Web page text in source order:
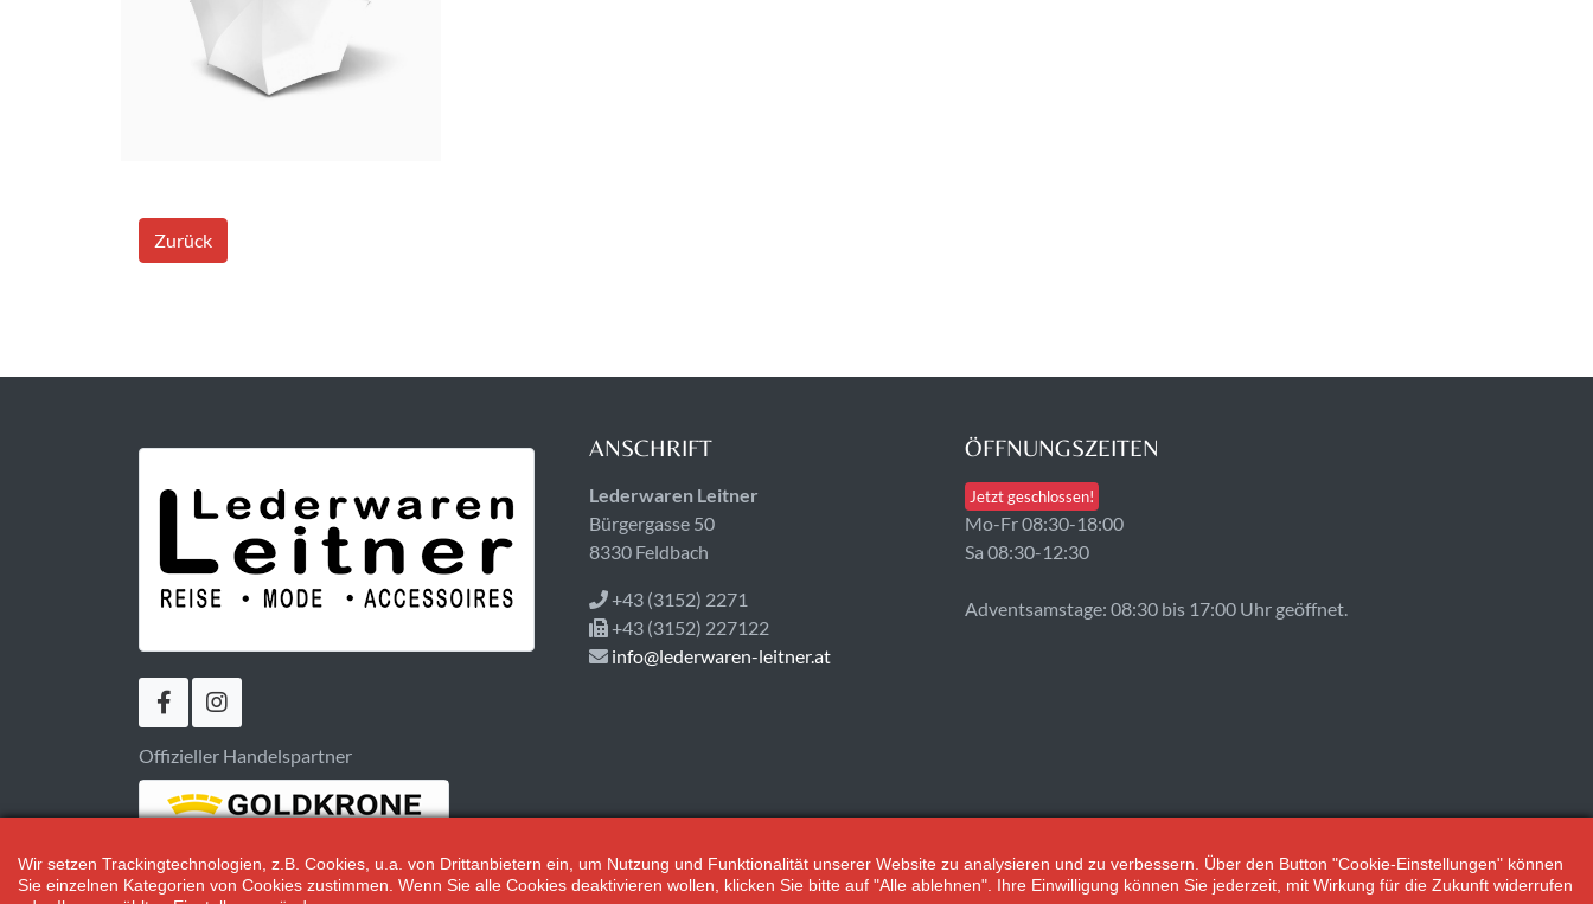
Zurück
Offizieller Handelspartner
ANSCHRIFT
Lederwaren Leitner
Bürgergasse 50
8330 Feldbach
+43 (3152) 2271
+43 (3152) 227122
info@lederwaren-leitner.at
ÖFFNUNGSZEITEN
Jetzt geschlossen!
Mo-Fr 08:30-18:00
Sa 08:30-12:30
Adventsamstage: 08:30 bis 17:00 Uhr geöffnet.
Wir setzen Trackingtechnologien, z.B. Cookies, u.a. von Drittanbietern ein, um Nutzung und Funktionalität unserer Website zu analysieren und zu verbessern. Über den Button "Cookie-Einstellungen" können
Sie einzelnen Kategorien von Cookies zustimmen. Wenn Sie alle Cookies deaktivieren wollen, klicken Sie bitte auf "Alle ablehnen". Ihre Einwilligung können Sie jederzeit, mit Wirkung für die Zukunft widerrufen